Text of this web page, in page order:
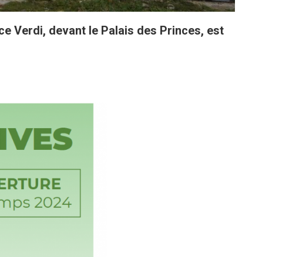
Verdi, devant le Palais des Princes, est